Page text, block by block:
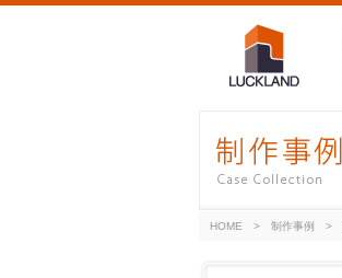
HOME > 制作事例 >